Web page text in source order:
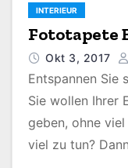
INTERIEUR
Fototapete
Okt 3, 2017
Entspannen Sie
Sie wollen Ihrer
geben, ohne
viel zu tun?